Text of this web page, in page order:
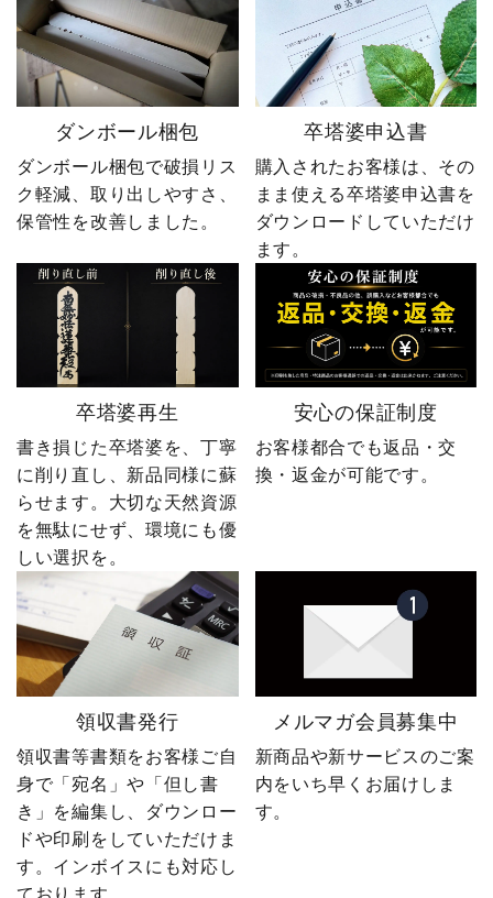
ダンボール梱包
ダンボール梱包で破損リス
ク軽減、取り出しやすさ、
保管性を改善しました。
卒塔婆申込書
購入されたお客様は、その
まま使える卒塔婆申込書を
ダウンロードしていただけ
ます。
卒塔婆再生
書き損じた卒塔婆を、丁寧
に削り直し、新品同様に蘇
らせます。大切な天然資源
を無駄にせず、環境にも優
しい選択を。
安心の保証制度
お客様都合でも返品・交
換・返金が可能です。
領収書発行
領収書等書類をお客様ご自
身で「宛名」や「但し書
き」を編集し、ダウンロー
ドや印刷をしていただけま
す。インボイスにも対応し
ております。
メルマガ会員募集中
新商品や新サービスのご案
内をいち早くお届けしま
す。